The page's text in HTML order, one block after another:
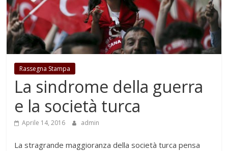
Rassegna Stampa
La sindrome della guerra
e la società turca
Aprile 14, 2016 admin
La stragrande maggioranza della società turca pensa